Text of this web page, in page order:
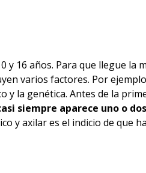
y 16 años. Para que llegue la
varios factores. Por
y la genética. Antes de la
siempre aparece uno o
y axilar es el indicio de que